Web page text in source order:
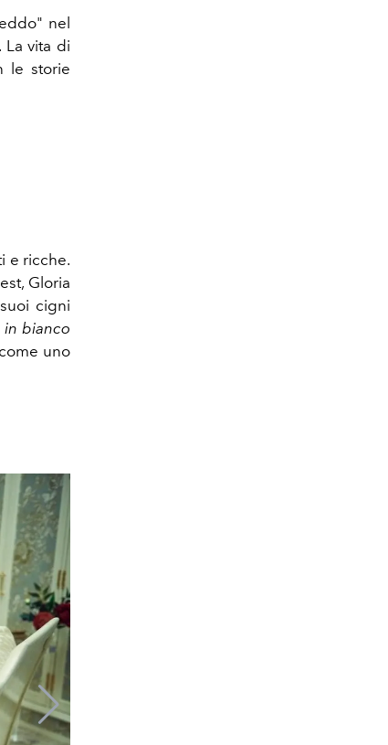
nel
La vita di
le storie
e ricche.
Gloria
cigni
in bianco
uno